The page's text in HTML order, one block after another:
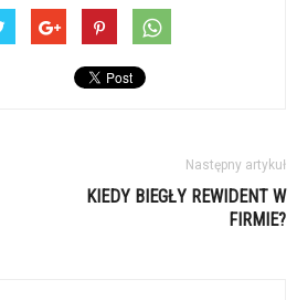
Następny artykuł
KIEDY BIEGŁY REWIDENT W
FIRMIE?